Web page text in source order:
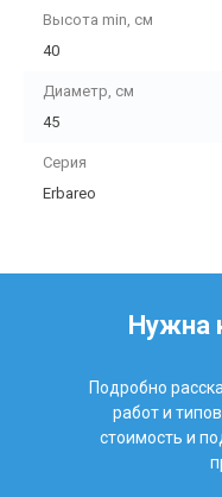
Высота min, см
40
Диаметр, см
45
Серия
Erbareo
Нужна
Подробно
работ и
стоимость и